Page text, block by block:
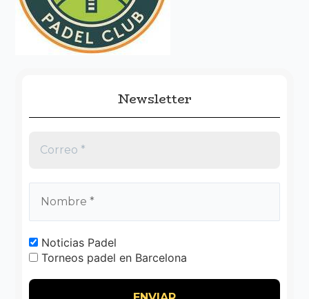
Newsletter
Noticias Padel
Torneos padel en Barcelona